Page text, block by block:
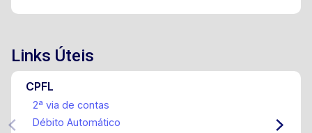
Links Úteis
CPFL
2ª via de contas
Débito Automático